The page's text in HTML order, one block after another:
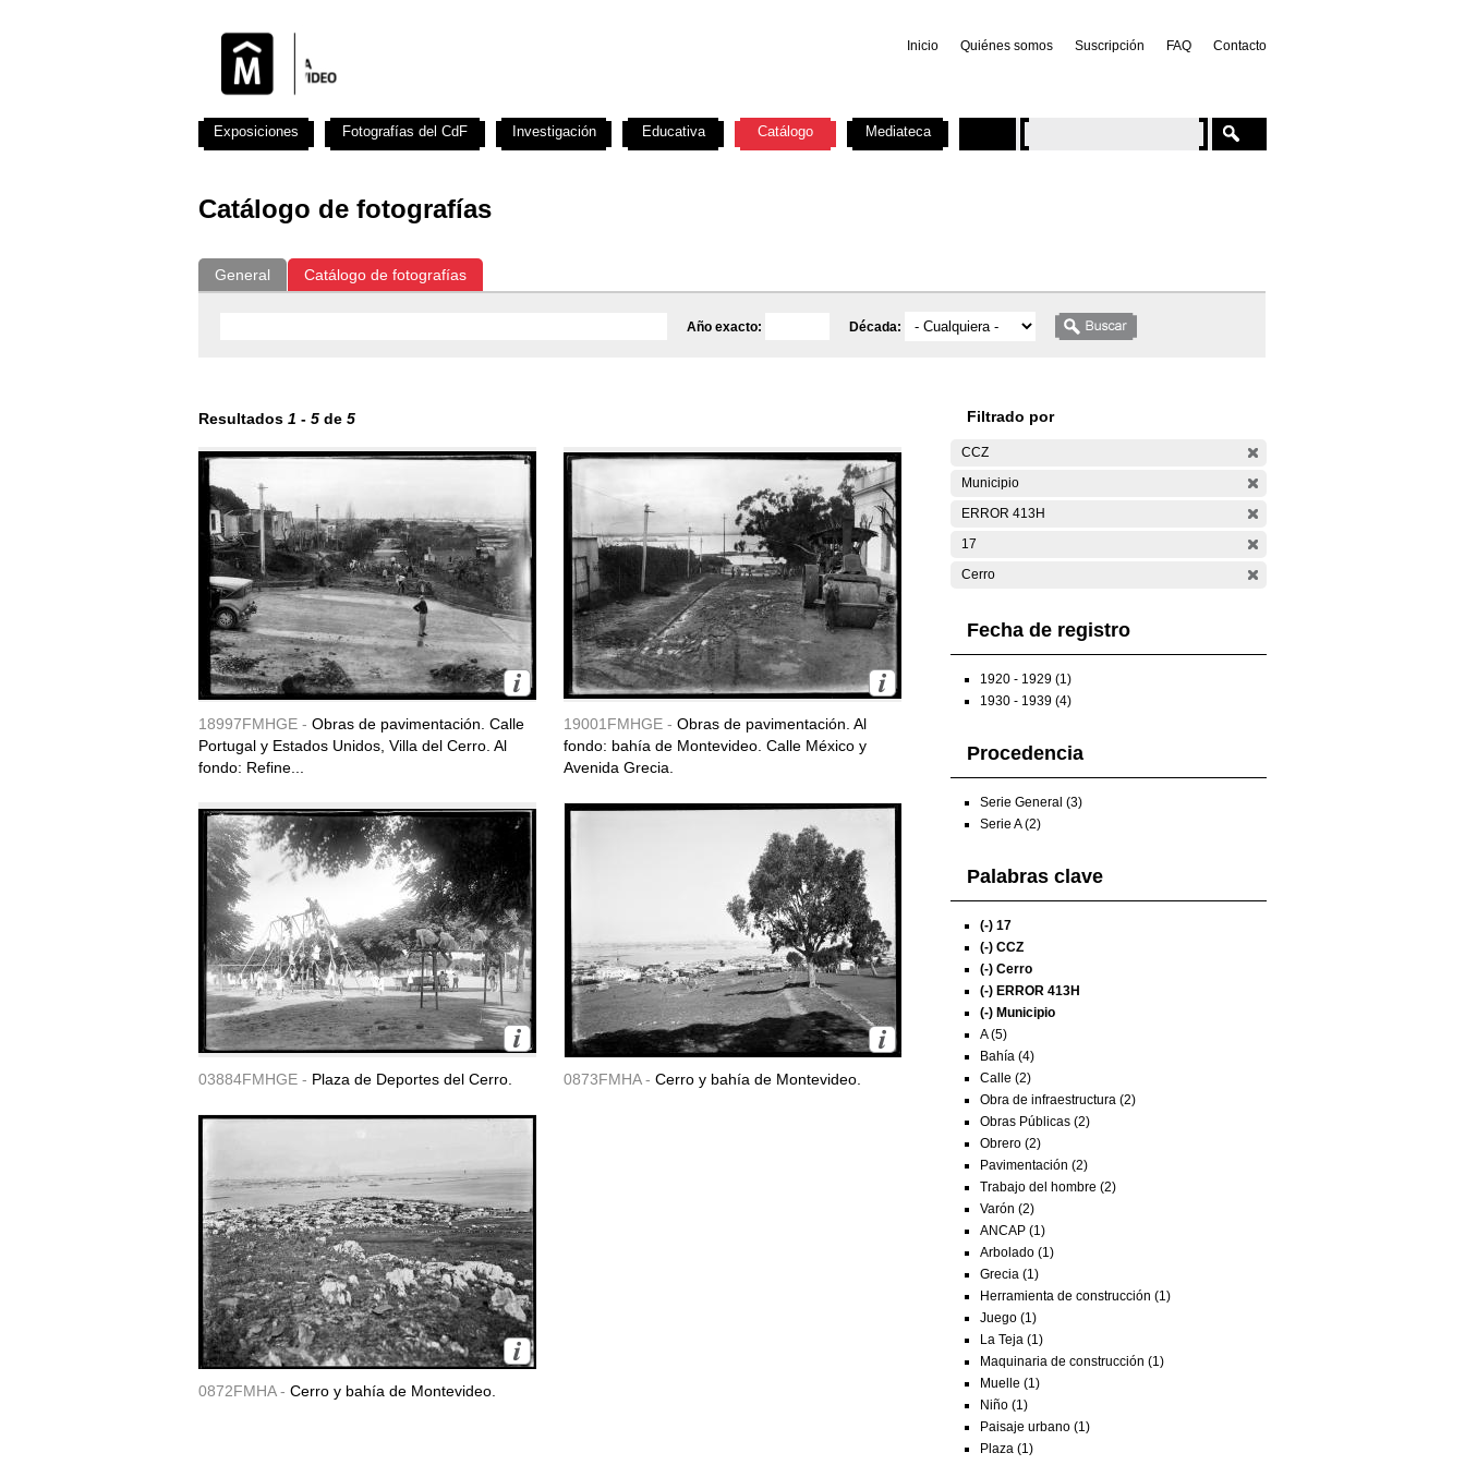
Inicio Quiénes somos Suscripción FAQ Contacto
Catálogo de fotografías
General Catálogo de fotografías
Año exacto: Década:
Resultados 1 - 5 de 5
18997FMHGE - Obras de pavimentación. Calle
Portugal y Estados Unidos, Villa del Cerro. Al
fondo: Refine...
19001FMHGE - Obras de pavimentación. Al
fondo: bahía de Montevideo. Calle México y
Avenida Grecia.
03884FMHGE - Plaza de Deportes del Cerro. 0873FMHA - Cerro y bahía de Montevideo.
0872FMHA - Cerro y bahía de Montevideo.
Filtrado por
CCZ
Municipio
ERROR 413H
17
Cerro
Fecha de registro
1920 - 1929 (1)
1930 - 1939 (4)
Procedencia
Serie General (3)
Serie A (2)
Palabras clave
(-) 17
(-) CCZ
(-) Cerro
(-) ERROR 413H
(-) Municipio
A (5)
Bahía (4)
Calle (2)
Obra de infraestructura (2)
Obras Públicas (2)
Obrero (2)
Pavimentación (2)
Trabajo del hombre (2)
Varón (2)
ANCAP (1)
Arbolado (1)
Grecia (1)
Herramienta de construcción (1)
Juego (1)
La Teja (1)
Maquinaria de construcción (1)
Muelle (1)
Niño (1)
Paisaje urbano (1)
Plaza (1)
Exposiciones Fotografías del CdF Investigación Educativa Catálogo Mediateca